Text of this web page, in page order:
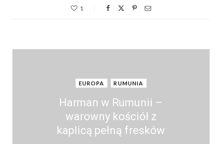
1
EUROPA RUMUNIA
Harman w Rumunii –
warowny kościół z
kaplicą pełną fresków